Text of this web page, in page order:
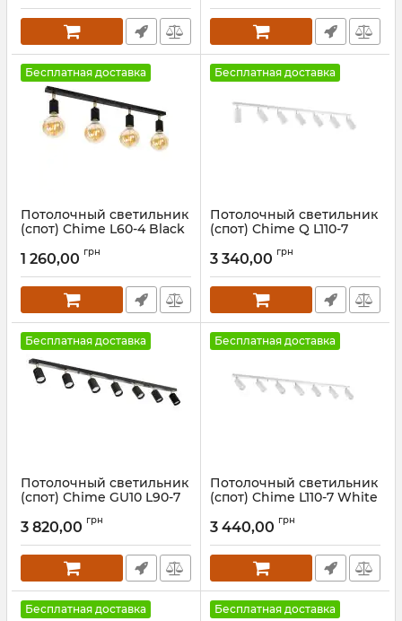
Бесплатная доставка
Потолочный светильник
(спот) Chime L60-4 Black
1 260,00 грн
Бесплатная доставка
Потолочный светильник
(спот) Chime Q L110-7
Артикул:1051912
3 340,00 грн
Бесплатная доставка
Потолочный светильник
(спот) Chime GU10 L90-7
Артикул:1092311
3 820,00 грн
Бесплатная доставка
Потолочный светильник
(спот) Chime L110-7 White
3 440,00 грн
Бесплатная доставка Бесплатная доставка